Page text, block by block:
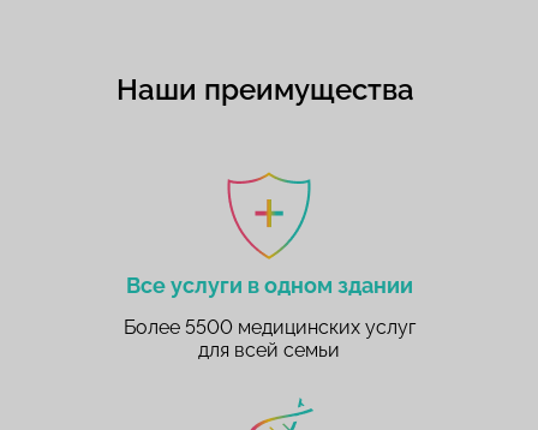
Наши преимущества
Все услуги в одном здании
Более 5500 медицинских услуг
для всей семьи